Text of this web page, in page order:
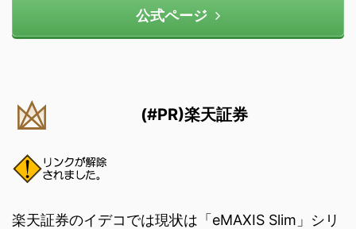
公式ページ
(#PR)楽天証券
楽天証券のイデコでは現状は「eMAXIS Slim」シリ